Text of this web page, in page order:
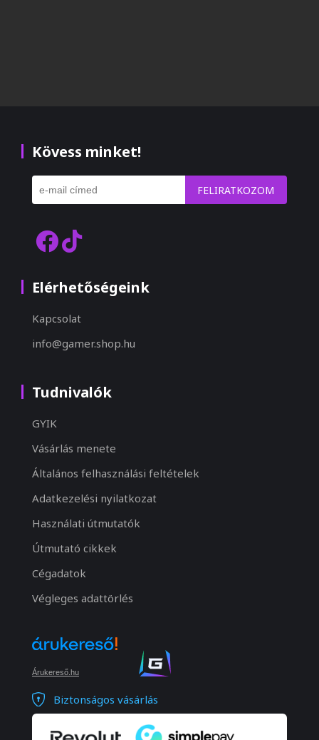
Kövess minket!
FELIRATKOZOM
Elérhetőségeink
Kapcsolat
info@gamer.shop.hu
Tudnivalók
GYIK
Vásárlás menete
Általános felhasználási feltételek
Adatkezelési nyilatkozat
Használati útmutatók
Útmutató cikkek
Cégadatok
Végleges adattörlés
Árukereső.hu
Biztonságos vásárlás